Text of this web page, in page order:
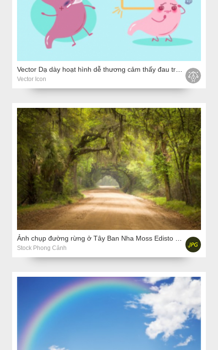
Vector Dạ dày hoạt hình dễ thương cảm thấy đau trên nền xanh
Vector Icon
Stock Phong Cảnh